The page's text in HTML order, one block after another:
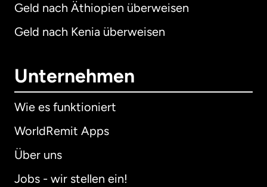
Geld nach Äthiopien überweisen
Geld nach Kenia überweisen
Unternehmen
Wie es funktioniert
WorldRemit Apps
Über uns
Jobs - wir stellen ein!